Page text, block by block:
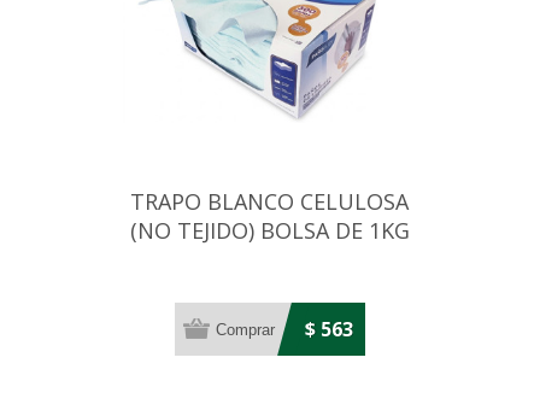
TRAPO BLANCO CELULOSA
(NO TEJIDO) BOLSA DE 1KG
$ 563